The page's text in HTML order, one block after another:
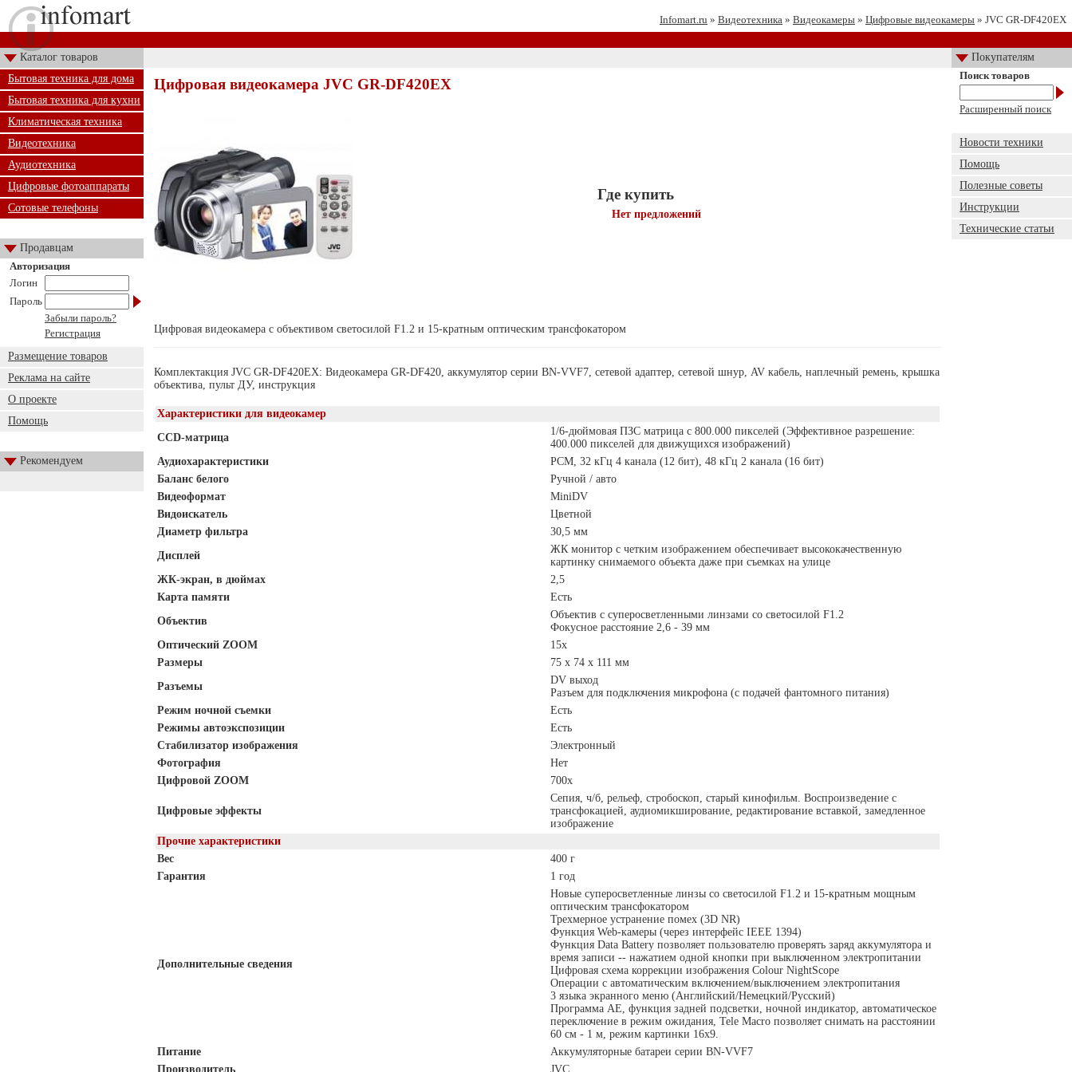
Infomart.ru » Видеотехника » Видеокамеры » Цифровые видеокамеры » JVC GR-DF420EX
Каталог товаров
Покупателям
Бытовая техника для дома
Бытовая техника для кухни
Климатическая техника
Видеотехника
Аудиотехника
Цифровые фотоаппараты
Сотовые телефоны
Продавцам
Авторизация
Логин
Пароль
Забыли пароль?
Регистрация
Размещение товаров
Реклама на сайте
О проекте
Помощь
Рекомендуем
Цифровая видеокамера JVC GR-DF420EX
Где купить
Нет предложений
Цифровая видеокамера с объективом светосилой F1.2 и 15-кратным оптическим трансфокатором
Комплектакция JVC GR-DF420EX: Видеокамера GR-DF420, аккумулятор серии BN-VVF7, сетевой адаптер, сетевой шнур, AV кабель, наплечный ремень, крышка
объектива, пульт ДУ, инструкция
Характеристики для видеокамер
CCD-матрица
1/6-дюймовая ПЗС матрица с 800.000 пикселей (Эффективное разрешение:
400.000 пикселей для движущихся изображений)
Аудиохарактеристики
PCM, 32 кГц 4 канала (12 бит), 48 кГц 2 канала (16 бит)
Баланс белого
Ручной / авто
Видеоформат
MiniDV
Видоискатель
Цветной
Диаметр фильтра
30,5 мм
Дисплей
ЖК монитор с четким изображением обеспечивает высококачественную
картинку снимаемого объекта даже при съемках на улице
ЖК-экран, в дюймах
2,5
Карта памяти
Есть
Объектив
Объектив с суперосветленными линзами со светосилой F1.2
Фокусное расстояние 2,6 - 39 мм
Оптический ZOOM
15х
Размеры
75 х 74 х 111 мм
Разъемы
DV выход
Разъем для подключения микрофона (с подачей фантомного питания)
Режим ночной съемки
Есть
Режимы автоэкспозиции
Есть
Стабилизатор изображения
Электронный
Фотография
Нет
Цифровой ZOOM
700х
Цифровые эффекты
Сепия, ч/б, рельеф, стробоскоп, старый кинофильм. Воспроизведение с
трансфокацией, аудиомикширование, редактирование вставкой, замедленное
изображение
Прочие характеристики
Вес
400 г
Гарантия
1 год
Дополнительные сведения
Новые суперосветленные линзы со светосилой F1.2 и 15-кратным мощным
оптическим трансфокатором
Трехмерное устранение помех (3D NR)
Функция Web-камеры (через интерфейс IEEE 1394)
Функция Data Battery позволяет пользователю проверять заряд аккумулятора и
время записи -- нажатием одной кнопки при выключенном электропитании
Цифровая схема коррекции изображения Colour NightScope
Операции с автоматическим включением/выключением электропитания
3 языка экранного меню (Английский/Немецкий/Русский)
Программа АЕ, функция задней подсветки, ночной индикатор, автоматическое
переключение в режим ожидания, Tele Macro позволяет снимать на расстоянии
60 см - 1 м, режим картинки 16x9.
Питание
Аккумуляторные батареи серии BN-VVF7
Производитель
JVC
Поиск товаров
Расширенный поиск
Новости техники
Помощь
Полезные советы
Инструкции
Технические статьи